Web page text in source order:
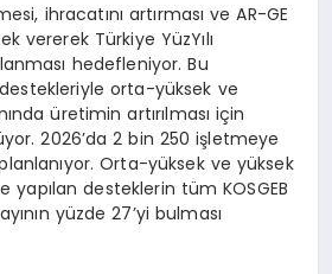
ihracatını artırması ve AR-GE
vererek Türkiye YüzYılı
hedefleniyor. Bu
orta-yüksek ve
üretimin artırılması için
2026’da 2 bin 250 işletmeye
Orta-yüksek ve yüksek
yapılan desteklerin tüm KOSGEB
yüzde 27’yi bulması